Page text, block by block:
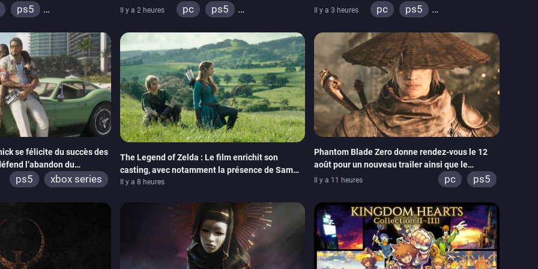
ps5
ps4
one
Emblem
Il y a 2 heures pc
ps5
Il y a 3 heures pc
ps5
ps4
xbox one
switch 2
se félicite du succès des
l’abandon du
ps5 xbox series
The Legend of Zelda : Le film enrichit son
casting, avec notamment la présence de Sam
Neill
Il y a 8 heures
Phantom Blade Zero donne rendez-vous le 12
août pour un nouveau trailer ainsi que le
lancement des précommandes
Il y a 11 heures pc ps5